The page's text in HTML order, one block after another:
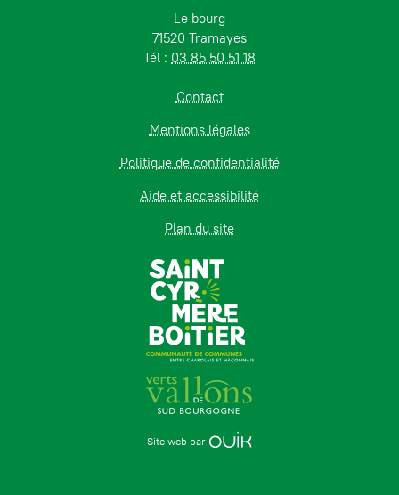
Le bourg
71520 Tramayes
Tél : 03 85 50 51 18
Contact
Mentions légales
Politique de confidentialité
Aide et accessibilité
Plan du site
Site web par